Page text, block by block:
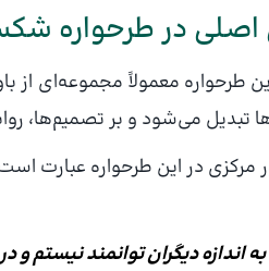
اصلی در طرحواره
این طرحواره معمولاً مجموعه‌ای از
تبدیل می‌شود و بر تصمیم‌ها،
مرکزی در این طرحواره عبارت
اندازه دیگران توانمند